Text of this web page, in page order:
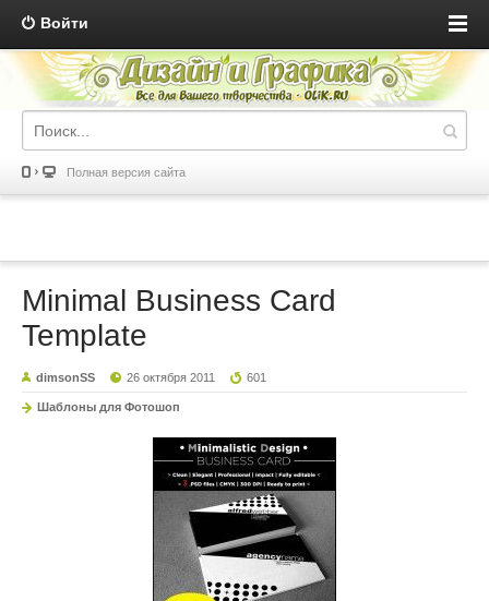
Войти
Полная версия сайта
Minimal Business Card
Template
dimsonSS 26 октября 2011 601
Шаблоны для Фотошоп